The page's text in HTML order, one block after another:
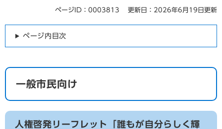
ページID：0003813 更新日：2026年6月19日更新
ページ内目次
一般市民向け
人権啓発リーフレット「誰もが自分らしく輝